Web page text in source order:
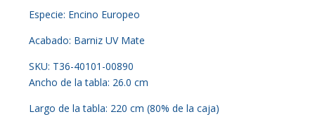
Especie: Encino Europeo
Acabado: Barniz UV Mate
SKU: T36-40101-00890
Ancho de la tabla: 26.0 cm
Largo de la tabla: 220 cm (80% de la caja)